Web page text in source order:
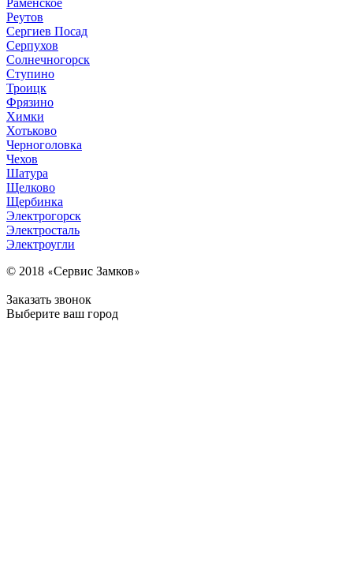
Реутов
Сергиев Посад
Серпухов
Солнечногорск
Ступино
Троицк
Фрязино
Химки
Хотьково
Черноголовка
Чехов
Шатура
Щелково
Щербинка
Электрогорск
Электросталь
Электроугли
© 2018 «Сервис Замков»
Заказать звонок
Выберите ваш город